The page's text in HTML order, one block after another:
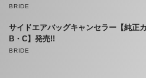
BRIDE
サイドエアバッグキャンセラー【純正
B・C】発売!!
BRIDE